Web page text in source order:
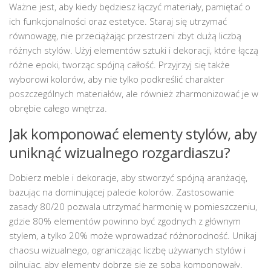
Ważne jest, aby kiedy będziesz łączyć materiały, pamiętać o
ich funkcjonalności oraz estetyce. Staraj się utrzymać
równowagę, nie przeciążając przestrzeni zbyt dużą liczbą
różnych stylów. Użyj elementów sztuki i dekoracji, które łączą
różne epoki, tworząc spójną całłość. Przyjrzyj się także
wyborowi kolorów, aby nie tylko podkreślić charakter
poszczególnych materiałów, ale również zharmonizować je w
obrębie całego wnętrza.
Jak komponować elementy stylów, aby
uniknąć wizualnego rozgardiaszu?
Dobierz meble i dekoracje, aby stworzyć spójną aranżację,
bazując na dominującej palecie kolorów. Zastosowanie
zasady 80/20 pozwala utrzymać harmonię w pomieszczeniu,
gdzie 80% elementów powinno być zgodnych z głównym
stylem, a tylko 20% może wprowadzać różnorodność. Unikaj
chaosu wizualnego, ograniczając liczbę używanych stylów i
pilnując, aby elementy dobrze się ze sobą komponowały.